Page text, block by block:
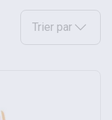
Trier par